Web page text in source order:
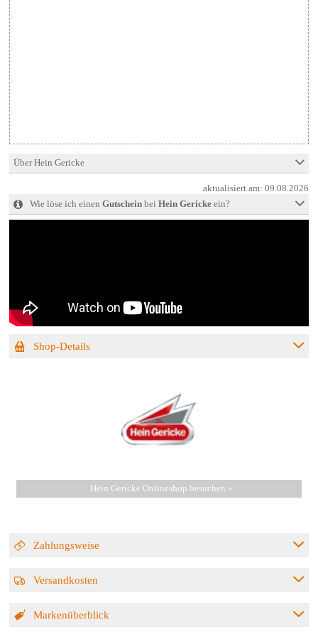
Über Hein Gericke
aktualisiert am:09.08.2026
Wie löse ich einen Gutscheinbei Hein Gerickeein?
Shop-Details
Hein Gericke Onlineshop besuchen »
Zahlungsweise
Versandkosten
Markenüberblick